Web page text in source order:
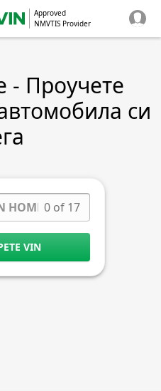
Approved
NMVTIS Provider
- Проучете
си
0 of 17
VIN